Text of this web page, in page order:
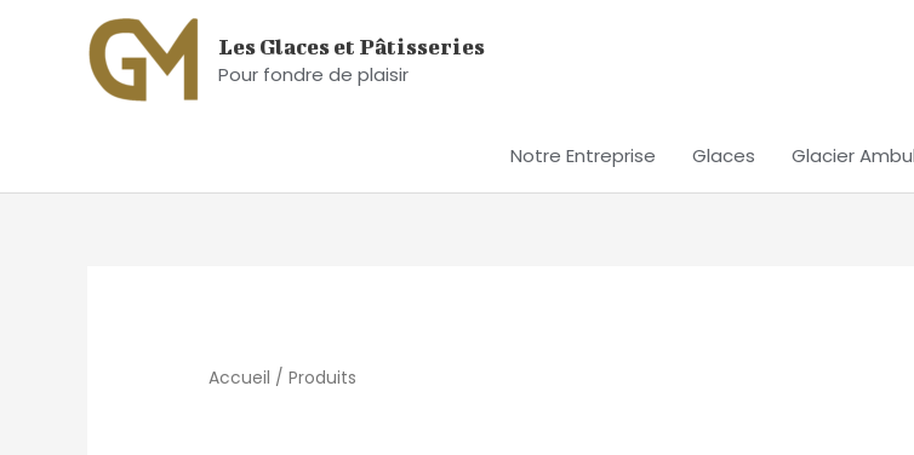
Les Glaces et Pâtisseries
Pour fondre de plaisir
Notre Entreprise Glaces Glacier
Accueil / Produits